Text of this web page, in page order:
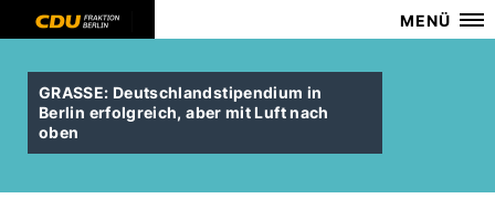
MENÜ
GRASSE: Deutschlandstipendium in
Berlin erfolgreich, aber mit Luft nach
oben